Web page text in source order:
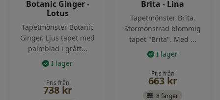
Botanic Ginger -
Lotus
Tapetmönster Botanic
Ginger. Ljus tapet med
palmblad i grått...
I lager
Pris från
738 kr
Brita - Lina
Tapetmönster Brita.
Stormönstrad blommig
tapet "Brita". Med ...
I lager
Pris från
663 kr
8 färger